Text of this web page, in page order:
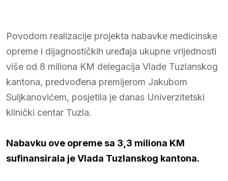
Povodom realizacije projekta nabavke medicinske
opreme i dijagnostičkih uređaja ukupne vrijednosti
više od 8 miliona KM delegacija Vlade Tuzlanskog
kantona, predvođena premijerom Jakubom
Suljkanovićem, posjetila je danas Univerzitetski
klinički centar Tuzla.
Nabavku ove opreme sa 3,3 miliona KM
sufinansirala je Vlada Tuzlanskog kantona.